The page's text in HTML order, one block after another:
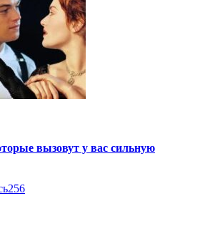
вызовут у вас сильную
256